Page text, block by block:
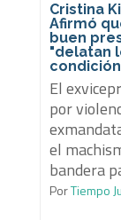
Cristina
Afirmó
buen
"delatan
El
por
el
bandera
PorTiempo